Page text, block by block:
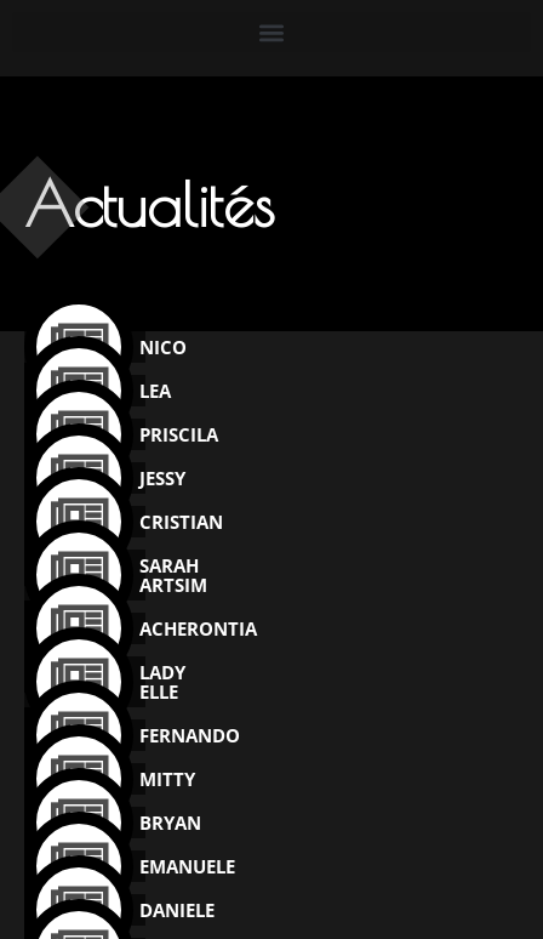
Actualités
NICO
LEA
PRISCILA
JESSY
CRISTIAN
SARAH
ARTSIM
ACHERONTIA
LADY
ELLE
FERNANDO
MITTY
BRYAN
EMANUELE
DANIELE